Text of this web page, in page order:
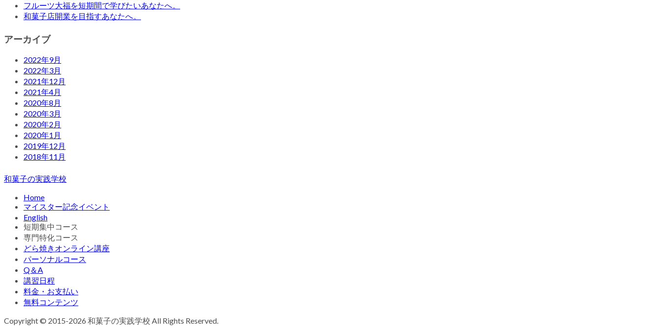
フルーツ大福を短期間で学びたいあなたへ。
和菓子店開業を目指すあなたへ。
アーカイブ
2022年9月
2022年3月
2021年12月
2021年4月
2020年8月
2020年3月
2020年2月
2020年1月
2019年12月
2018年11月
和菓子の実践学校
Home
マイスター記念イベント
English
短期集中コース
専門特化コース
どら焼きオンライン講座
パーソナルコース
Q＆A
講習日程
料金・お支払い
無料コンテンツ
Copyright © 2015-2026 和菓子の実践学校 All Rights Reserved.